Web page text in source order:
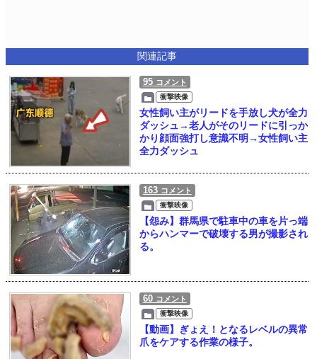
関連記事
95 コメント
衝撃映像
女性飼い主がリードを手放し犬が全力
ダッシュ→老人がそのリードに引っか
かり顔面強打し意識不明→女性飼い主
全力ダッシュ
163 コメント
衝撃映像
【怨み】群馬県で駐車中の車を片っ端
からハンマーで破壊する男が撮影され
る。
60 コメント
衝撃映像
【動画】ぎょえ！となるレベルの異常
爪をケアする作業の様子。